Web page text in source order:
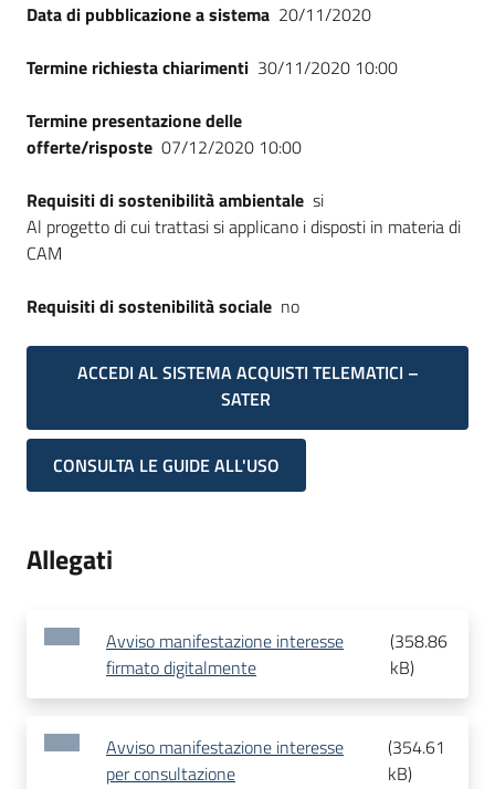
Data di pubblicazione a sistema 20/11/2020
Termine richiesta chiarimenti 30/11/2020 10:00
Termine presentazione delle
offerte/risposte 07/12/2020 10:00
Requisiti di sostenibilità ambientale si
Al progetto di cui trattasi si applicano i disposti in materia di
CAM
Requisiti di sostenibilità sociale no
ACCEDI AL SISTEMA ACQUISTI TELEMATICI –
SATER
CONSULTA LE GUIDE ALL'USO
Allegati
Avviso manifestazione interesse
firmato digitalmente
(358.86
kB)
Avviso manifestazione interesse
per consultazione
(354.61
kB)